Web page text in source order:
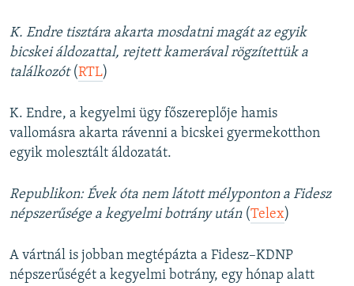
K. Endre tisztára akarta mosdatni magát az egyik
bicskei áldozattal, rejtett kamerával rögzítettük a
találkozót(RTL)
K. Endre, a kegyelmi ügy főszereplője hamis
vallomásra akarta rávenni a bicskei gyermekotthon
egyik molesztált áldozatát.
Republikon: Évek óta nem látott mélyponton a Fidesz
népszerűsége a kegyelmi botrány után(Telex)
A vártnál is jobban megtépázta a Fidesz–KDNP
népszerűségét a kegyelmi botrány, egy hónap alatt